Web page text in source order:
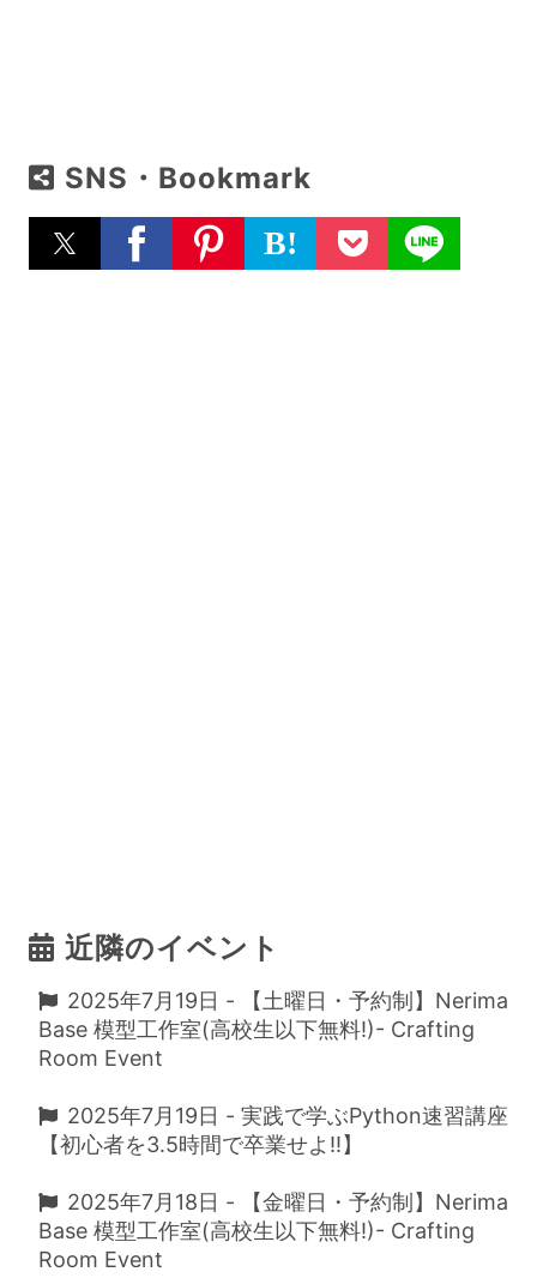
SNS・Bookmark
B!
近隣のイベント
2025年7月19日 - 【土曜日・予約制】Nerima
Base 模型工作室(高校生以下無料!)- Crafting
Room Event
2025年7月19日 - 実践で学ぶPython速習講座
【初心者を3.5時間で卒業せよ!!】
2025年7月18日 - 【金曜日・予約制】Nerima
Base 模型工作室(高校生以下無料!)- Crafting
Room Event